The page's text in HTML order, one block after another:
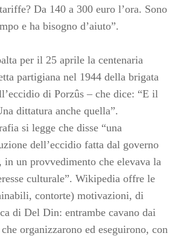
Da 140 a 300 euro l’ora. Sono
e ha bisogno d’aiuto”.
per il 25 aprile la centenaria
partigiana nel 1944 della brigata
di Porzûs – che dice: “E il
dittatura anche quella”.
si legge che disse “una
dell’eccidio fatta dal governo
un provvedimento che elevava la
culturale”. Wikipedia offre le
contorte) motivazioni, di
di Del Din: entrambe cavano dai
organizzarono ed eseguirono, con